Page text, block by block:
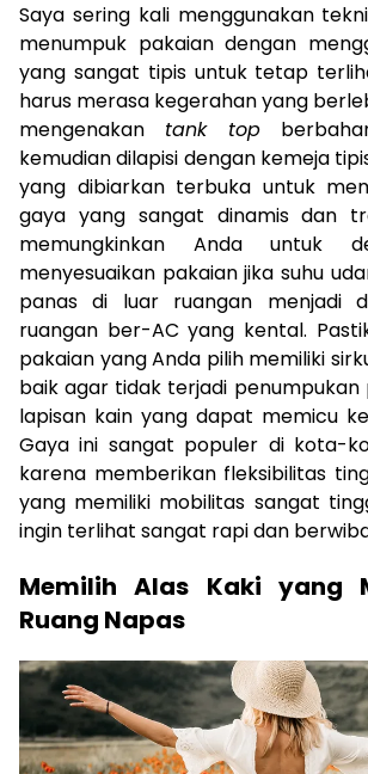
Saya sering kali menggunakan
menumpuk pakaian dengan
yang sangat tipis untuk tetap
harus merasa kegerahan yang
mengenakan tank top
kemudian dilapisi dengan kemeja
yang dibiarkan terbuka untuk
gaya yang sangat dinamis dan
memungkinkan Anda untuk
menyesuaikan pakaian jika suhu
panas di luar ruangan menjadi
ruangan ber-AC yang kental.
pakaian yang Anda pilih memiliki
baik agar tidak terjadi penumpukan
lapisan kain yang dapat memicu
Gaya ini sangat populer di kota-
karena memberikan fleksibilitas
yang memiliki mobilitas sangat
ingin terlihat sangat rapi dan
Memilih Alas Kaki yang
Ruang Napas